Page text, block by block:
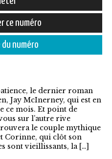
prix :
5,50€
à
7,90€
ce numéro
du numéro
le dernier roman
Jay McInerney, qui est en
ce mois. Et point de
sur l’autre rive
le couple mythique
Corinne, qui clôt son
sont vieillissants, la […]